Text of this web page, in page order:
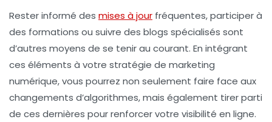
Rester informé des mises à jour fréquentes, participer à
des formations ou suivre des blogs spécialisés sont
d’autres moyens de se tenir au courant. En intégrant
ces éléments à votre stratégie de marketing
numérique, vous pourrez non seulement faire face aux
changements d’algorithmes, mais également tirer parti
de ces dernières pour renforcer votre visibilité en ligne.